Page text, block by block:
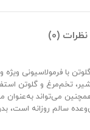
نظرات (0)
با فرمولاسیونی ویژه
تخم‌مرغ و گلوتن
می‌تواند به‌عنوان
سالم روزانه است،